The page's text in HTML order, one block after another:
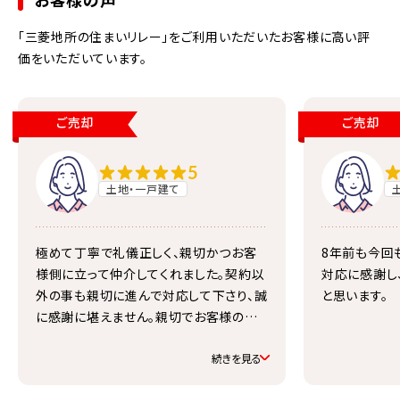
「三菱地所の住まいリレー」をご利用いただいたお客様に高い評
価をいただいています。
ご売却
5
土地・一戸建て
極めて丁寧で礼儀正しく、親切かつお客
様側に立って仲介してくれました。契約以
外の事も親切に進んで対応して下さり、誠
に感謝に堪えません。親切でお客様の要
続きを見る
ご売却
8年前も今回
対応に感謝し
と思います。